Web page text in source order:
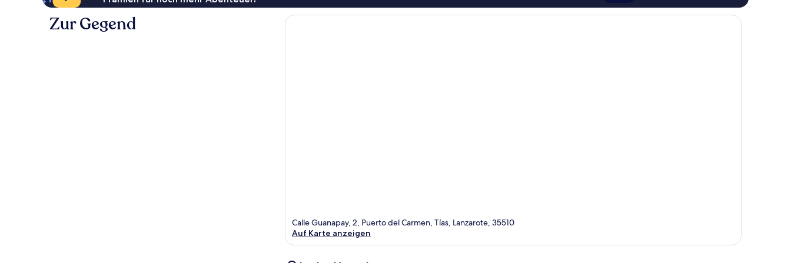
Zur Gegend
Calle Guanapay, 2, Puerto del Carmen, Tías, Lanzarote, 35510
Auf Karte anzeigen